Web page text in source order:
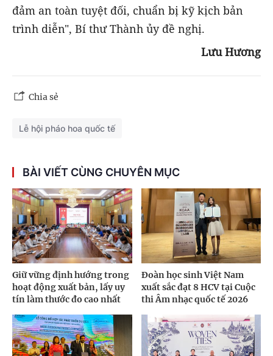
đảm an toàn tuyệt đối, chuẩn bị kỹ kịch bản
trình diễn", Bí thư Thành ủy đề nghị.
Lưu Hương
Chia sẻ
Lễ hội pháo hoa quốc tế
BÀI VIẾT CÙNG CHUYÊN MỤC
Giữ vững định hướng trong
hoạt động xuất bản, lấy uy
tín làm thước đo cao nhất
Đoàn học sinh Việt Nam
xuất sắc đạt 8 HCV tại Cuộc
thi Âm nhạc quốc tế 2026